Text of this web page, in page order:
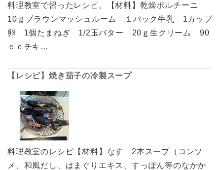
料理教室で習ったレシピ。【材料】乾燥ポルチーニ
10ｇブラウンマッシュルーム １パック牛乳 1カップ
卵 1個たまねぎ 1/2玉バター 20ｇ生クリーム 90
ｃｃチキ…
【レシピ】焼き茄子の冷製スープ
料理教室のレシピ【材料】なす 2本スープ（コンソ
メ、和風だし、はまぐりエキス、すっぽん等のなかか